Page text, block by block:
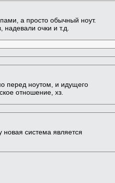
а просто обычный ноут.
очки и т.д.
перед ноутом, и идущего
отношение, хз.
система является